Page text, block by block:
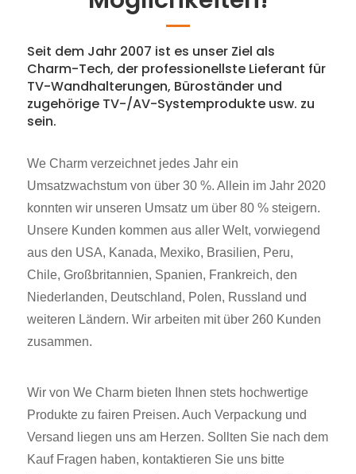
Seit dem Jahr 2007 ist es unser Ziel als
Charm-Tech, der professionellste Lieferant für
TV-Wandhalterungen, Büroständer und
zugehörige TV-/AV-Systemprodukte usw. zu
sein.
We Charm verzeichnet jedes Jahr ein
Umsatzwachstum von über 30 %. Allein im Jahr 2020
konnten wir unseren Umsatz um über 80 % steigern.
Unsere Kunden kommen aus aller Welt, vorwiegend
aus den USA, Kanada, Mexiko, Brasilien, Peru,
Chile, Großbritannien, Spanien, Frankreich, den
Niederlanden, Deutschland, Polen, Russland und
weiteren Ländern. Wir arbeiten mit über 260 Kunden
zusammen.
Wir von We Charm bieten Ihnen stets hochwertige
Produkte zu fairen Preisen. Auch Verpackung und
Versand liegen uns am Herzen. Sollten Sie nach dem
Kauf Fragen haben, kontaktieren Sie uns bitte